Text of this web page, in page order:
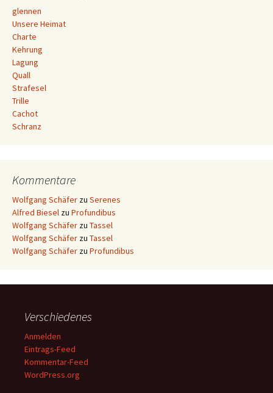
glennen
Unsere Heimat
Charte
Kehrung
Lagung
Quall
Strafesel
Trille
Cachot
Schranz
Kommentare
Wolfgang Schäfer zu Serenes
Alfred Biesel zu Profundibus
Wolfgang Schäfer zu Tassel
Wolfgang Schäfer zu Tassel
Wolfgang Schäfer zu Profundibus
Verschiedenes
Anmelden
Eintrags-Feed
Kommentar-Feed
WordPress.org